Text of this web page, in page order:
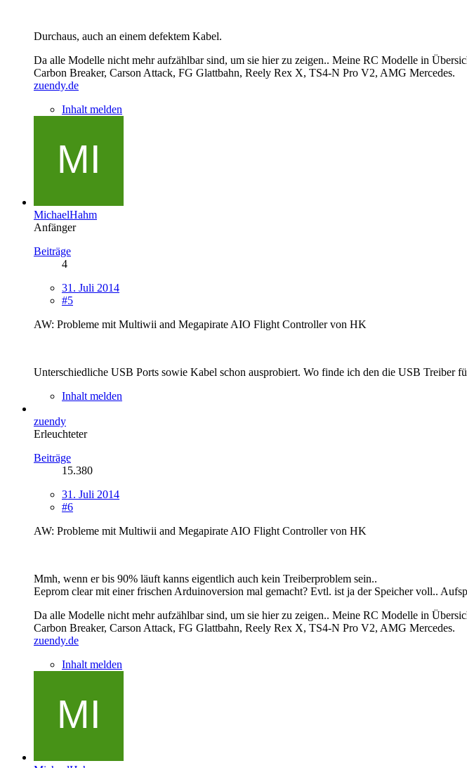
Durchaus, auch an einem defektem Kabel.
Da alle Modelle nicht mehr aufzählbar sind, um sie hier zu zeigen.. Meine RC Modelle in
Carbon Breaker, Carson Attack, FG Glattbahn, Reely Rex X, TS4-N Pro V2, AMG Mercedes.
zuendy.de
Inhalt melden
MichaelHahm
Anfänger
Beiträge
4
31. Juli 2014
#5
AW: Probleme mit Multiwii and Megapirate AIO Flight Controller von HK
Unterschiedliche USB Ports sowie Kabel schon ausprobiert. Wo finde ich den die USB Treiber
Inhalt melden
zuendy
Erleuchteter
Beiträge
15.380
31. Juli 2014
#6
AW: Probleme mit Multiwii and Megapirate AIO Flight Controller von HK
Mmh, wenn er bis 90% läuft kanns eigentlich auch kein Treiberproblem sein..
Eeprom clear mit einer frischen Arduinoversion mal gemacht? Evtl. ist ja der Speicher voll..
Da alle Modelle nicht mehr aufzählbar sind, um sie hier zu zeigen.. Meine RC Modelle in
Carbon Breaker, Carson Attack, FG Glattbahn, Reely Rex X, TS4-N Pro V2, AMG Mercedes.
zuendy.de
Inhalt melden